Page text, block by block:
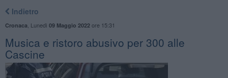
Indietro
Cronaca Lunedì 09 Maggio 2022ore 15:31
Musica e ristoro abusivo per 300 alle
Cascine